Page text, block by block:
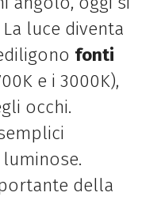
luce diventa
fonti
e i 3000K),
occhi.
della